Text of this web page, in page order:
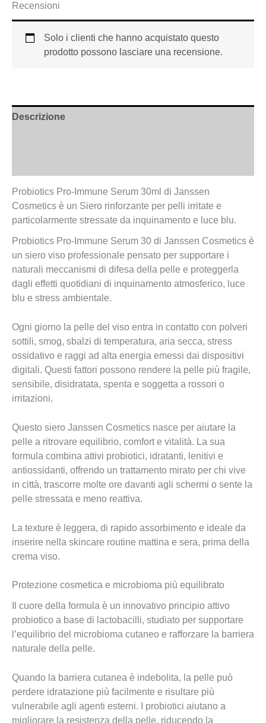
Recensioni
Solo i clienti che hanno acquistato questo
prodotto possono lasciare una recensione.
Descrizione
Probiotics Pro-Immune Serum 30ml di Janssen
Cosmetics è un Siero rinforzante per pelli irritate e
particolarmente stressate da inquinamento e luce blu.
Probiotics Pro-Immune Serum 30 di Janssen Cosmetics è
un siero viso professionale pensato per supportare i
naturali meccanismi di difesa della pelle e proteggerla
dagli effetti quotidiani di inquinamento atmosferico, luce
blu e stress ambientale.
Ogni giorno la pelle del viso entra in contatto con polveri
sottili, smog, sbalzi di temperatura, aria secca, stress
ossidativo e raggi ad alta energia emessi dai dispositivi
digitali. Questi fattori possono rendere la pelle più fragile,
sensibile, disidratata, spenta e soggetta a rossori o
irritazioni.
Questo siero Janssen Cosmetics nasce per aiutare la
pelle a ritrovare equilibrio, comfort e vitalità. La sua
formula combina attivi probiotici, idratanti, lenitivi e
antiossidanti, offrendo un trattamento mirato per chi vive
in città, trascorre molte ore davanti agli schermi o sente la
pelle stressata e meno reattiva.
La texture è leggera, di rapido assorbimento e ideale da
inserire nella skincare routine mattina e sera, prima della
crema viso.
Protezione cosmetica e microbioma più equilibrato
Il cuore della formula è un innovativo principio attivo
probiotico a base di lactobacilli, studiato per supportare
l’equilibrio del microbioma cutaneo e rafforzare la barriera
naturale della pelle.
Quando la barriera cutanea è indebolita, la pelle può
perdere idratazione più facilmente e risultare più
vulnerabile agli agenti esterni. I probiotici aiutano a
migliorare la resistenza della pelle, riducendo la